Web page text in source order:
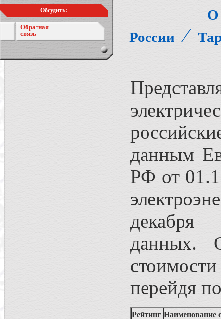
Обсудить:
Обратная
связь
О
России ⁄
данным
РФ от
данных.
перейдя
Рейтинг Наименование